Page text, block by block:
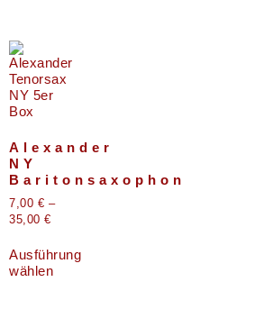
Alexander
NY
Baritonsaxophon
7,00 € –
35,00 €
Ausführung
wählen